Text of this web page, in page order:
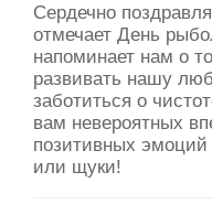
Сердечно
отмечает День
напоминает нам о
развивать нашу
заботиться о
вам невероятных
позитивных эмоций
или щуки!